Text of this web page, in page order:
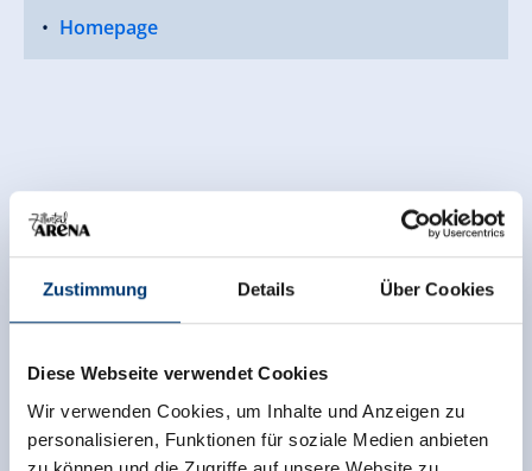
Zustimmung Details Über Cookies
Diese Webseite verwendet Cookies
Wir verwenden Cookies, um Inhalte und Anzeigen zu
personalisieren, Funktionen für soziale Medien anbieten
Homepage